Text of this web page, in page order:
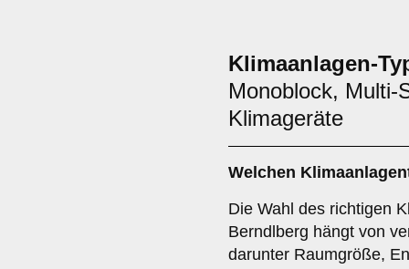
Klimaanlagen-
Monoblock, Multi-
Klimageräte
Welchen
Die Wahl des richtigen
Berndlberg hängt von
darunter Raumgröße,